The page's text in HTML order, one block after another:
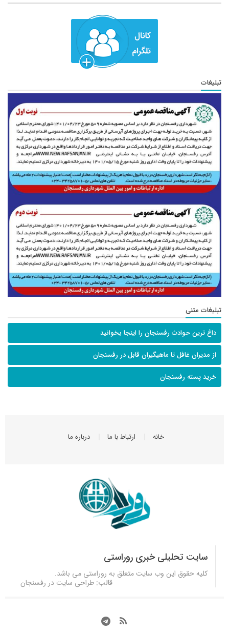
تبلیغات
تبلیغات متنی
داغ ترین حوادث رفسنجان را اینجا بخوانید
از مدیران غافل تا ماهیگیران قابل در رفسنجان
خرید پسته رفسنجان
خانه ارتباط با ما درباره ما
سایت تحلیلی خبری روراستی
کلیه حقوق این وب سایت متعلق به روراستی می باشد.
قالب: طراحی سایت در رفسنجان